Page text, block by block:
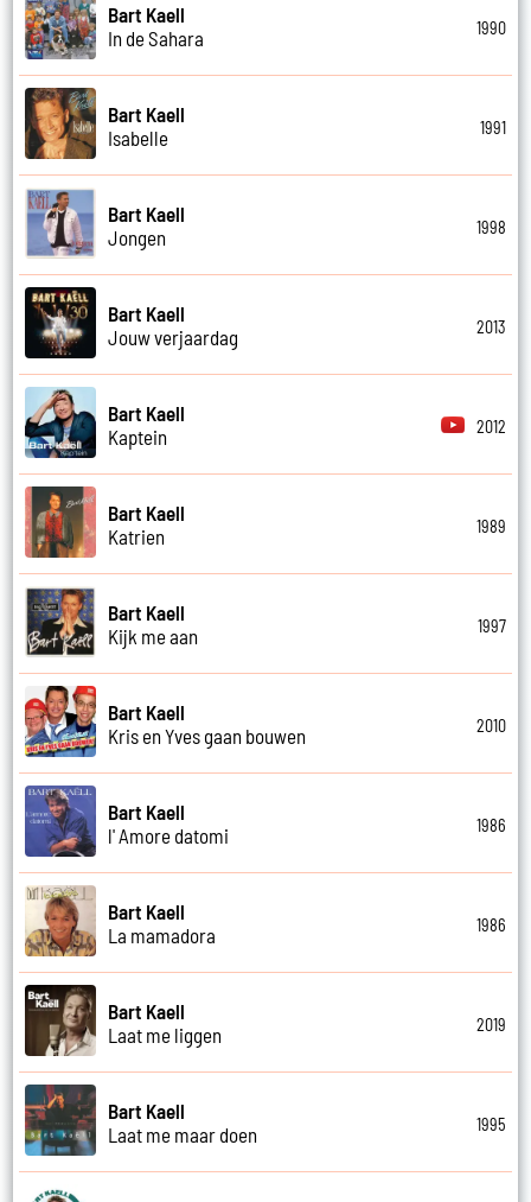
Bart Kaell
In de Sahara
1990
Bart Kaell
Isabelle
1991
Bart Kaell
Jongen
1998
Bart Kaell
Jouw verjaardag
2013
Bart Kaell
Kaptein
2012
Bart Kaell
Katrien
1989
Bart Kaell
Kijk me aan
1997
Bart Kaell
Kris en Yves gaan bouwen
2010
Bart Kaell
l' Amore datomi
1986
Bart Kaell
La mamadora
1986
Bart Kaell
Laat me liggen
2019
Bart Kaell
Laat me maar doen
1995